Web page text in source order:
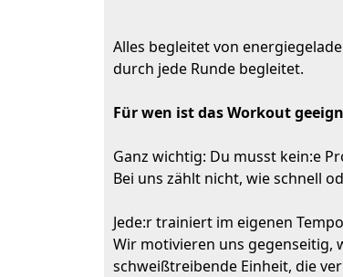
Alles begleitet von
durch jede Runde begleitet.
Für wen ist das Workout
Ganz wichtig: Du musst kein:e
Bei uns zählt nicht, wie schnell
Jede:r trainiert im eigenen
Wir motivieren uns gegenseitig,
schweißtreibende Einheit, die